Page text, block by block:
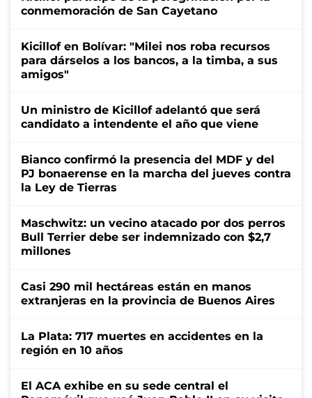
conmemoración de San Cayetano
Kicillof en Bolívar: "Milei nos roba recursos
para dárselos a los bancos, a la timba, a sus
amigos"
Un ministro de Kicillof adelantó que será
candidato a intendente el año que viene
Bianco confirmó la presencia del MDF y del
PJ bonaerense en la marcha del jueves contra
la Ley de Tierras
Maschwitz: un vecino atacado por dos perros
Bull Terrier debe ser indemnizado con $2,7
millones
Casi 290 mil hectáreas están en manos
extranjeras en la provincia de Buenos Aires
La Plata: 717 muertes en accidentes en la
región en 10 años
El ACA exhibe en su sede central el